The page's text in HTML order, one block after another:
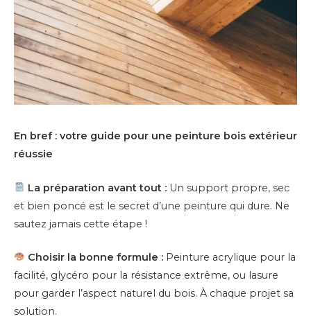
En bref : votre guide pour une peinture bois extérieur
réussie
La préparation avant tout : Un support propre, sec
et bien poncé est le secret d’une peinture qui dure. Ne
sautez jamais cette étape !
Choisir la bonne formule : Peinture acrylique pour la
facilité, glycéro pour la résistance extrême, ou lasure
pour garder l’aspect naturel du bois. À chaque projet sa
solution.